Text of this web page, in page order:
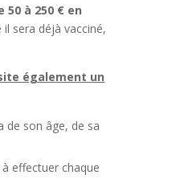
à 250 € en
il sera déjà vacciné,
également un
de son âge, de sa
effectuer chaque